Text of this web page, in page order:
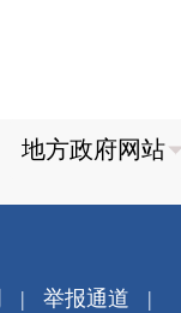
| 举报通道 |